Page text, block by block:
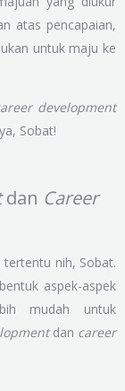
atas pencapaian,
untuk maju ke
development
Sobat!
dan Career
nih, Sobat.
aspek-aspek
mudah untuk
dan career